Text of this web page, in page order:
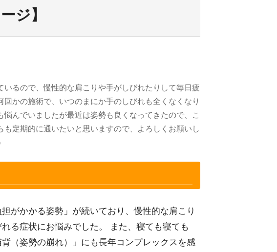
ジ】
いるので、慢性的な肩こりや手がしびれたりして毎日疲
かの施術で、いつのまにか手のしびれも全くなくなり
んでいましたが最近は姿勢も良くなってきたので、こ
定期的に通いたいと思いますので、よろしくお願いし
がかかる姿勢」が続いており、慢性的な肩こり
る症状にお悩みでした。 また、寝ても寝ても
（姿勢の崩れ）」にも長年コンプレックスを感